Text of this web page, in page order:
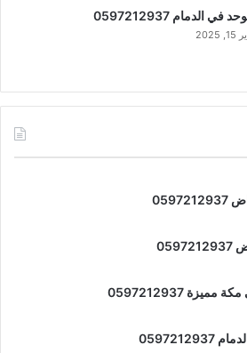
الدمام 0597212937
0597212937